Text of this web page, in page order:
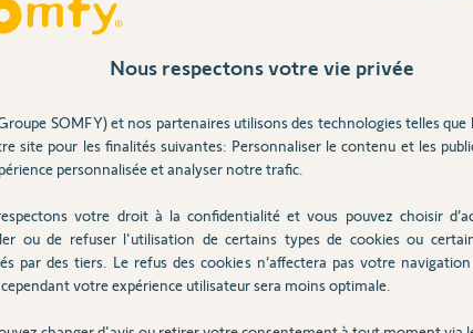
pour ce problème.
an
Message sur appli TAHOMA "erreur de
Impossible de me connecter à mon compte
Nous respectons votre vie privée
SOMFY) et nos partenaires utilisons des technologies telles que
site pour les finalités suivantes: Personnaliser le contenu et les
personnalisée et analyser notre trafic.
votre droit à la confidentialité et vous pouvez choisir
ou de refuser l'utilisation de certains types de cookies ou
par des tiers. Le refus des cookies n’affectera pas votre
votre expérience utilisateur sera moins optimale.